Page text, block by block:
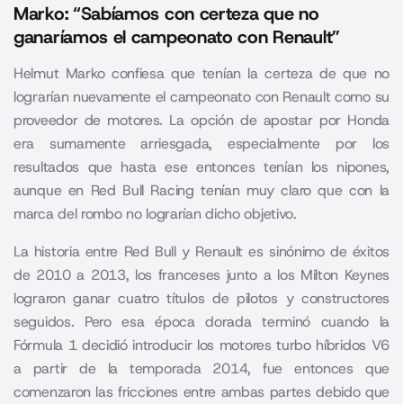
Marko: “Sabíamos con certeza que no
ganaríamos el campeonato con Renault”
Helmut Marko confiesa que tenían la certeza de que no
lograrían nuevamente el campeonato con Renault como su
proveedor de motores. La opción de apostar por Honda
era sumamente arriesgada, especialmente por los
resultados que hasta ese entonces tenían los nipones,
aunque en Red Bull Racing tenían muy claro que con la
marca del rombo no lograrían dicho objetivo.
La historia entre Red Bully Renault es sinónimo de éxitos
de 2010 a 2013, los franceses junto a los Milton Keynes
lograron ganar cuatro títulos de pilotos y constructores
seguidos. Pero esa época dorada terminó cuando la
Fórmula 1 decidió introducir los motores turbo híbridos V6
a partir de la temporada 2014, fue entonces que
comenzaron las fricciones entre ambas partes debido que